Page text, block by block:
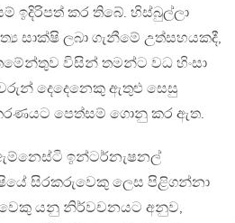
ඉදිරිපත් කර තිබේ. හිස්බුල්ලා
සාක්ෂි ලබා ගැනීමේ උත්සහයකදී,
විසින් තමන්ට වධ හිංසා
දෙදෙනෙකු ඇතුළු සෙසු
පෙත්සම් ගොනු කර ඇත.
ඇම්නෙස්ටි ඉන්ටර්නැෂනල්
සිරකරුවෙකු ලෙස පිළිගන්නා
යනු නිර්වචනයට අනුව,